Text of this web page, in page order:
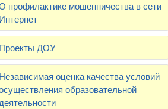
профилактике мошенничества в сети
ДОУ
оценка качества условий
образовательной